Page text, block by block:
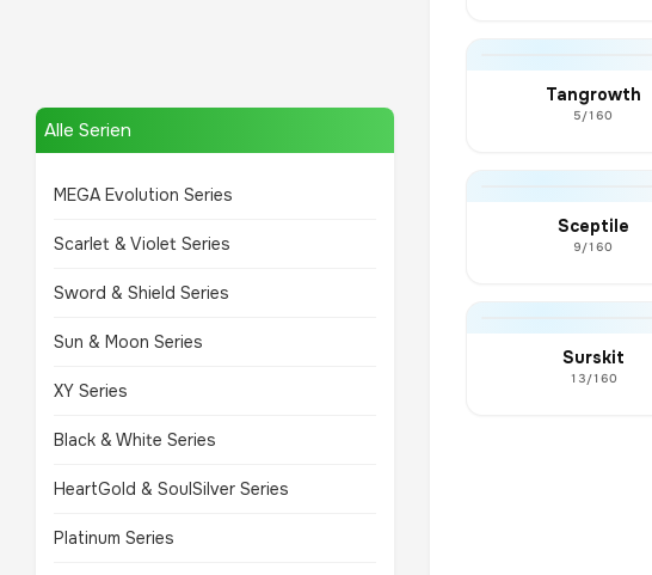
Alle Serien
MEGA Evolution Series
Scarlet & Violet Series
Sword & Shield Series
Sun & Moon Series
XY Series
Black & White Series
HeartGold & SoulSilver Series
Platinum Series
Tangrowth
5/160
Sceptile
9/160
Surskit
13/160